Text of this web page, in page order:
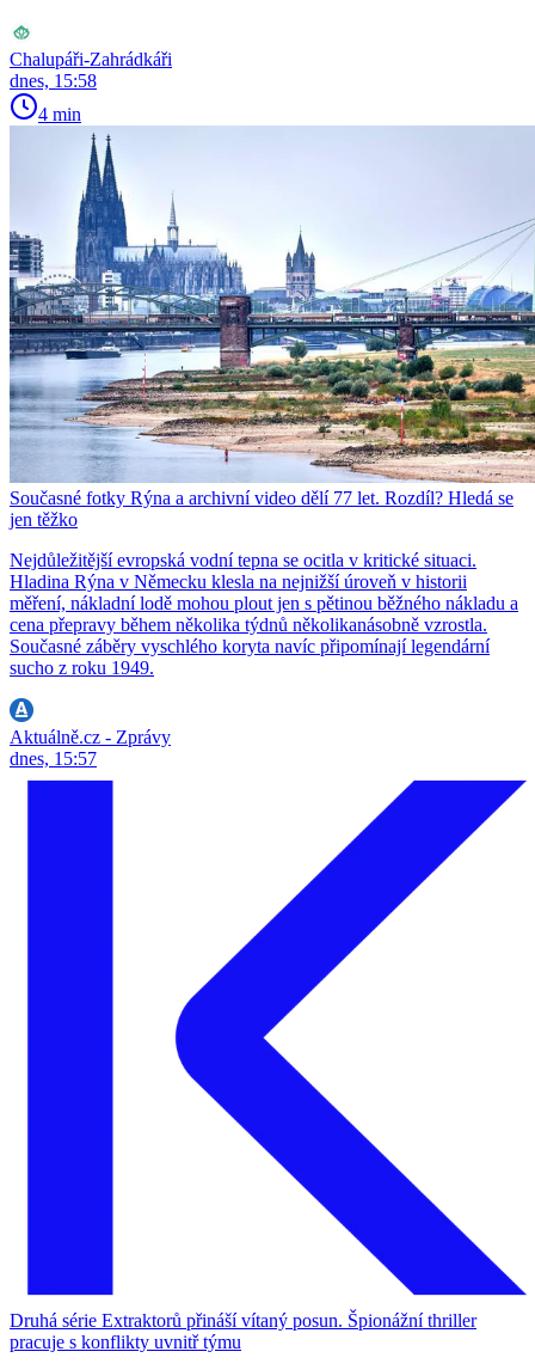
Chalupáři-Zahrádkáři
dnes, 15:58
4 min
Současné fotky Rýna a archivní video dělí 77 let. Rozdíl? Hledá se
jen těžko
Nejdůležitější evropská vodní tepna se ocitla v kritické situaci.
Hladina Rýna v Německu klesla na nejnižší úroveň v historii
měření, nákladní lodě mohou plout jen s pětinou běžného nákladu a
cena přepravy během několika týdnů několikanásobně vzrostla.
Současné záběry vyschlého koryta navíc připomínají legendární
sucho z roku 1949.
Aktuálně.cz - Zprávy
dnes, 15:57
Druhá série Extraktorů přináší vítaný posun. Špionážní thriller
pracuje s konflikty uvnitř týmu